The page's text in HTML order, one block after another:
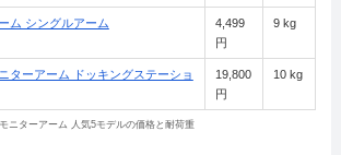
ム シングルアーム
4,499
円
9 kg
ターアーム ドッキングステーショ
19,800
円
10 kg
モニターアーム 人気5モデルの価格と耐荷重